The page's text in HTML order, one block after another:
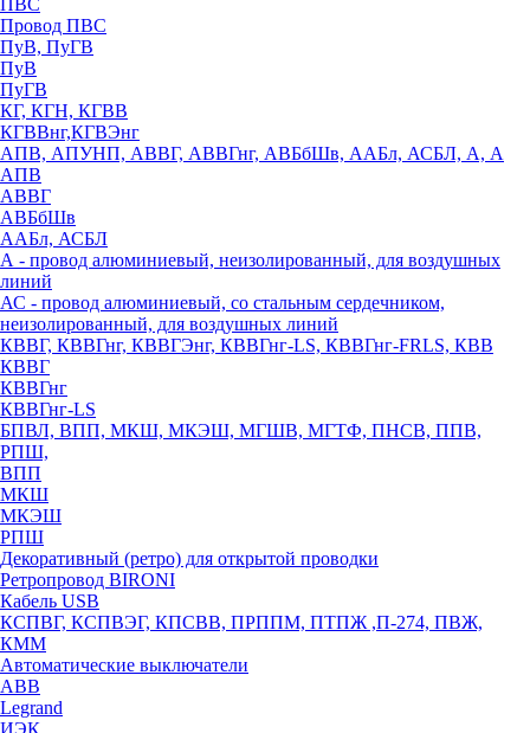
ПВС
Провод ПВС
ПуВ, ПуГВ
ПуВ
ПуГВ
КГ, КГН, КГВВ
КГВВнг,КГВЭнг
АПВ, АПУНП, АВВГ, АВВГнг, АВБбШв, ААБл, АСБЛ, А, А
АПВ
АВВГ
АВБбШв
ААБл, АСБЛ
А - провод алюминиевый, неизолированный, для воздушных
линий
АС - провод алюминиевый, со стальным сердечником,
неизолированный, для воздушных линий
КВВГ, КВВГнг, КВВГЭнг, КВВГнг-LS, КВВГнг-FRLS, КВВ
КВВГ
КВВГнг
КВВГнг-LS
БПВЛ, ВПП, МКШ, МКЭШ, МГШВ, МГТФ, ПНСВ, ППВ,
РПШ,
ВПП
МКШ
МКЭШ
РПШ
Декоративный (ретро) для открытой проводки
Ретропровод BIRONI
Кабель USB
КСПВГ, КСПВЭГ, КПСВВ, ПРППМ, ПТПЖ ,П-274, ПВЖ,
КММ
Автоматические выключатели
ABB
Legrand
ИЭК